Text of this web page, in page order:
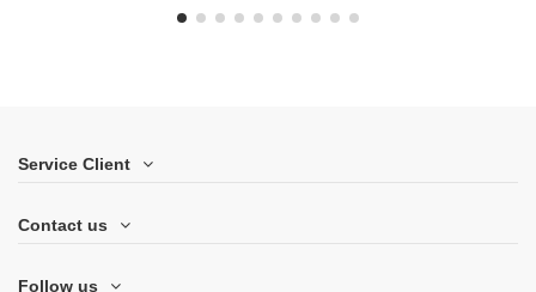
Service Client
Contact us
Follow us